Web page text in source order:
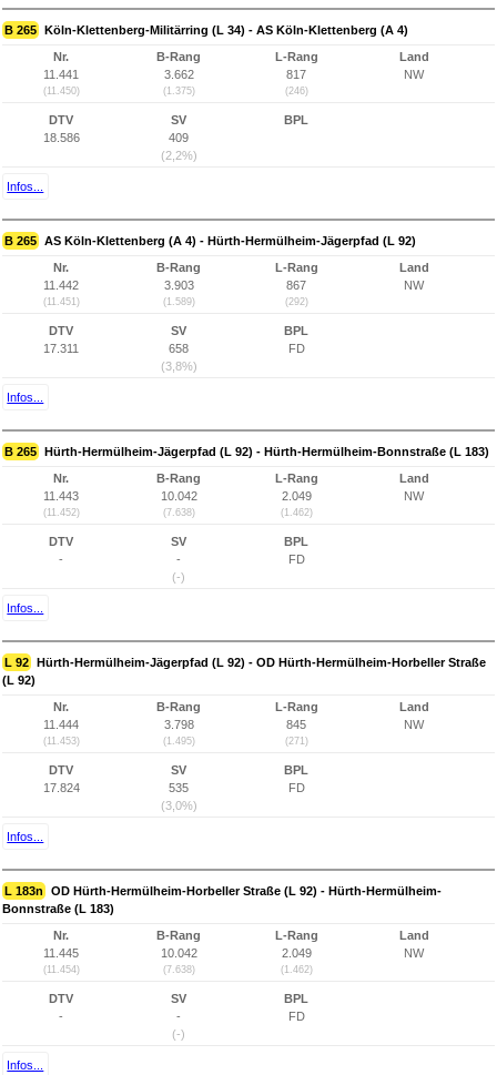
B 265 Köln-Klettenberg-Militärring (L 34) - AS Köln-Klettenberg (A 4)
Nr.
11.441
(11.450)
B-Rang
3.662
(1.375)
L-Rang
817
(246)
Land
NW
DTV
18.586
SV
409
(2,2%)
BPL
Infos...
B 265 AS Köln-Klettenberg (A 4) - Hürth-Hermülheim-Jägerpfad (L 92)
Nr.
11.442
(11.451)
B-Rang
3.903
(1.589)
L-Rang
867
(292)
Land
NW
DTV
17.311
SV
658
(3,8%)
BPL
FD
Infos...
B 265 Hürth-Hermülheim-Jägerpfad (L 92) - Hürth-Hermülheim-Bonnstraße (L 183)
Nr.
11.443
(11.452)
B-Rang
10.042
(7.638)
L-Rang
2.049
(1.462)
Land
NW
DTV
-
SV
-
(-)
BPL
FD
Infos...
L 92 Hürth-Hermülheim-Jägerpfad (L 92) - OD Hürth-Hermülheim-Horbeller Straße
(L 92)
Nr.
11.444
(11.453)
B-Rang
3.798
(1.495)
L-Rang
845
(271)
Land
NW
DTV
17.824
SV
535
(3,0%)
BPL
FD
Infos...
L 183n
OD Hürth-Hermülheim-Horbeller Straße (L 92) - Hürth-Hermülheim-
Bonnstraße (L 183)
Nr.
11.445
(11.454)
B-Rang
10.042
(7.638)
L-Rang
2.049
(1.462)
Land
NW
DTV
-
SV
-
(-)
BPL
FD
Infos...